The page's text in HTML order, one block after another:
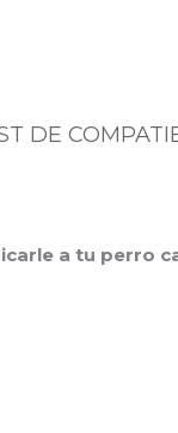
DE
a tu perro